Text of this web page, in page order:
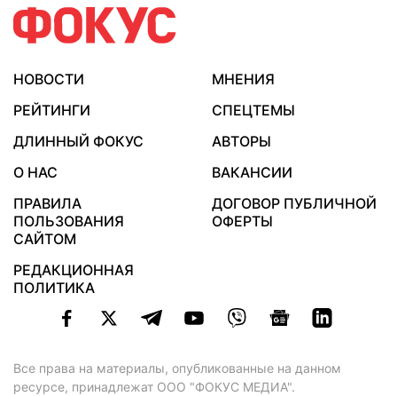
НОВОСТИ
МНЕНИЯ
РЕЙТИНГИ
СПЕЦТЕМЫ
ДЛИННЫЙ ФОКУС
АВТОРЫ
О НАС
ВАКАНСИИ
ПРАВИЛА
ПОЛЬЗОВАНИЯ
САЙТОМ
ДОГОВОР ПУБЛИЧНОЙ
ОФЕРТЫ
РЕДАКЦИОННАЯ
ПОЛИТИКА
Все права на материалы, опубликованные на данном
ресурсе, принадлежат ООО "ФОКУС МЕДИА".